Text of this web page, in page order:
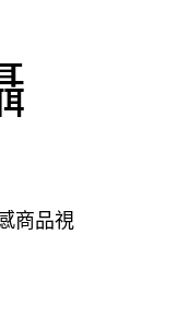
商品視